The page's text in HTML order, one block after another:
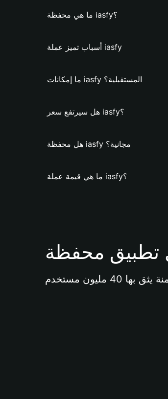
ما هي محفظة iasfy؟
أسباب تميز عملة iasfy
ما إمكانات iasfy المستقبلية؟
هل سيرتفع سعر iasfy؟
هل محفظة iasfy مجانية؟
ما هي قيمة عملة iasfy؟
مستخدم